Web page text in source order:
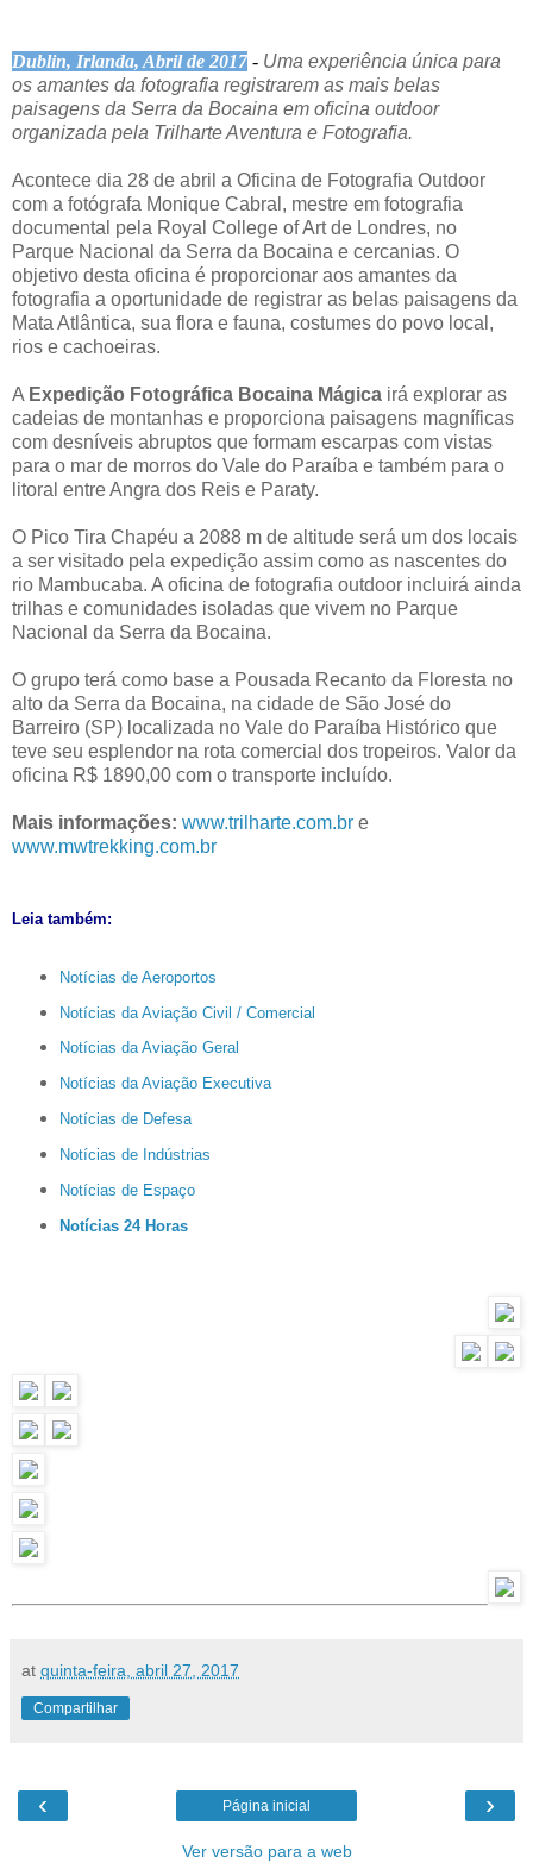
Dublin, Irlanda, Abril de 2017 - Uma experiência única para
os amantes da fotografia registrarem as mais belas
paisagens da Serra da Bocaina em oficina outdoor
organizada pela Trilharte Aventura e Fotografia.
Acontece dia 28 de abril a Oficina de Fotografia Outdoor
com a fotógrafa Monique Cabral, mestre em fotografia
documental pela Royal College of Art de Londres, no
Parque Nacional da Serra da Bocaina e cercanias. O
objetivo desta oficina é proporcionar aos amantes da
fotografia a oportunidade de registrar as belas paisagens da
Mata Atlântica, sua flora e fauna, costumes do povo local,
rios e cachoeiras.
A Expedição Fotográfica Bocaina Mágica irá explorar as
cadeias de montanhas e proporciona paisagens magníficas
com desníveis abruptos que formam escarpas com vistas
para o mar de morros do Vale do Paraíba e também para o
litoral entre Angra dos Reis e Paraty.
O Pico Tira Chapéu a 2088 m de altitude será um dos locais
a ser visitado pela expedição assim como as nascentes do
rio Mambucaba. A oficina de fotografia outdoor incluirá ainda
trilhas e comunidades isoladas que vivem no Parque
Nacional da Serra da Bocaina.
O grupo terá como base a Pousada Recanto da Floresta no
alto da Serra da Bocaina, na cidade de São José do
Barreiro (SP) localizada no Vale do Paraíba Histórico que
teve seu esplendor na rota comercial dos tropeiros. Valor da
oficina R$ 1890,00 com o transporte incluído.
Mais informações: www.trilharte.com.br e
www.mwtrekking.com.br
Leia também:
Notícias de Aeroportos
Notícias da Aviação Civil / Comercial
Notícias da Aviação Geral
Notícias da Aviação Executiva
Notícias de Defesa
Notícias de Indústrias
Notícias de Espaço
Notícias 24 Horas
at quinta-feira, abril 27, 2017
Compartilhar
‹ ›
Página inicial
Ver versão para a web